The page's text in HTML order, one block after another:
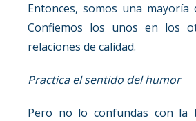
Entonces, somos una mayoría
Confiemos los unos en los
relaciones de calidad.
Practica el sentido del humor
Pero no lo confundas con la